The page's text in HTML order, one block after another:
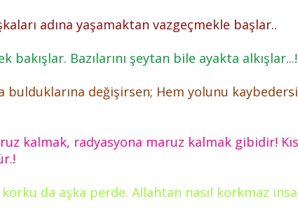
adına yaşamaktan vazgeçmekle başlar..
bakışlar. Bazılarını şeytan bile ayakta alkışlar...!
bulduklarına değişirsen; Hem yolunu
kalmak, radyasyona maruz kalmak gibidir!
da aşka perde. Allahtan nasıl korkmaz